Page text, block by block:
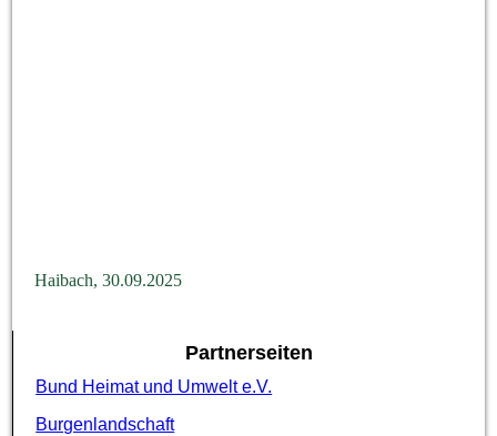
Haibach, 30.09.2025
Partnerseiten
Bund Heimat und Umwelt e.V.
Burgenlandschaft